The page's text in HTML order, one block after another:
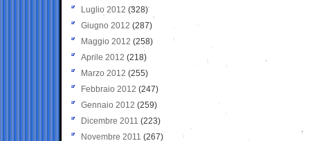
Luglio 2012 (328)
Giugno 2012 (287)
Maggio 2012 (258)
Aprile 2012 (218)
Marzo 2012 (255)
Febbraio 2012 (247)
Gennaio 2012 (259)
Dicembre 2011 (223)
Novembre 2011 (267)